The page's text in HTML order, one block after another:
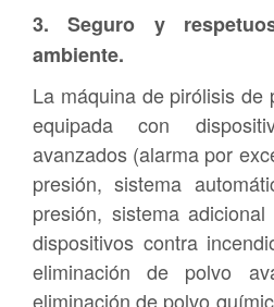
3. Seguro y
ambiente.
La máquina de pirólisis de
equipada con
avanzados (alarma por
presión, sistema
presión, sistema
dispositivos contra
eliminación de polvo
eliminación de polvo